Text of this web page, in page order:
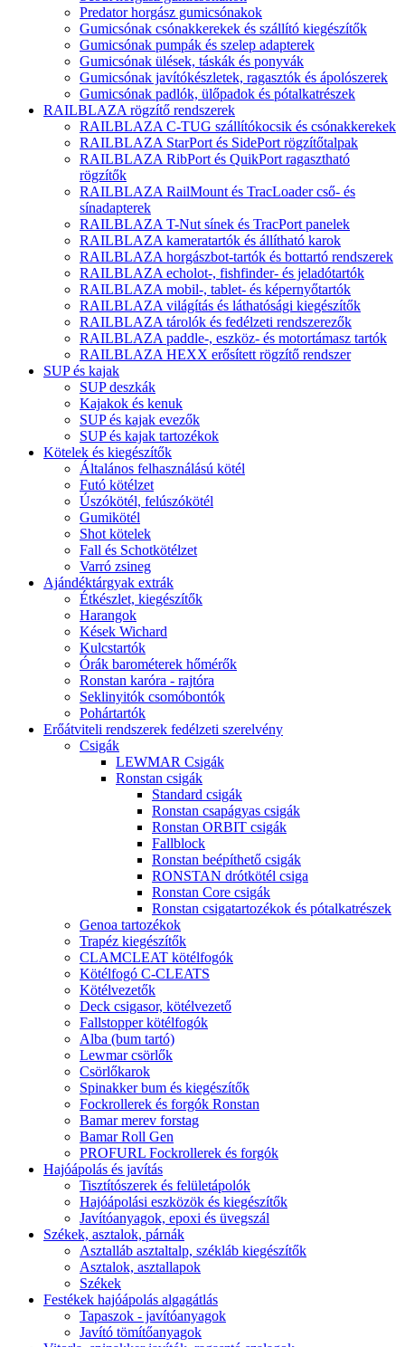
Predator horgász gumicsónakok
Gumicsónak csónakkerekek és szállító kiegészítők
Gumicsónak pumpák és szelep adapterek
Gumicsónak ülések, táskák és ponyvák
Gumicsónak javítókészletek, ragasztók és ápolószerek
Gumicsónak padlók, ülőpadok és pótalkatrészek
RAILBLAZA rögzítő rendszerek
RAILBLAZA C-TUG szállítókocsik és csónakkerekek
RAILBLAZA StarPort és SidePort rögzítőtalpak
RAILBLAZA RibPort és QuikPort ragasztható
rögzítők
RAILBLAZA RailMount és TracLoader cső- és
sínadapterek
RAILBLAZA T-Nut sínek és TracPort panelek
RAILBLAZA kameratartók és állítható karok
RAILBLAZA horgászbot-tartók és bottartó rendszerek
RAILBLAZA echolot-, fishfinder- és jeladótartók
RAILBLAZA mobil-, tablet- és képernyőtartók
RAILBLAZA világítás és láthatósági kiegészítők
RAILBLAZA tárolók és fedélzeti rendszerezők
RAILBLAZA paddle-, eszköz- és motortámasz tartók
RAILBLAZA HEXX erősített rögzítő rendszer
SUP és kajak
SUP deszkák
Kajakok és kenuk
SUP és kajak evezők
SUP és kajak tartozékok
Kötelek és kiegészítők
Általános felhasználású kötél
Futó kötélzet
Úszókötél, felúszókötél
Gumikötél
Shot kötelek
Fall és Schotkötélzet
Varró zsineg
Ajándéktárgyak extrák
Étkészlet, kiegészítők
Harangok
Kések Wichard
Kulcstartók
Órák barométerek hőmérők
Ronstan karóra - rajtóra
Seklinyitók csomóbontók
Pohártartók
Erőátviteli rendszerek fedélzeti szerelvény
Csigák
LEWMAR Csigák
Ronstan csigák
Standard csigák
Ronstan csapágyas csigák
Ronstan ORBIT csigák
Fallblock
Ronstan beépíthető csigák
RONSTAN drótkötél csiga
Ronstan Core csigák
Ronstan csigatartozékok és pótalkatrészek
Genoa tartozékok
Trapéz kiegészítők
CLAMCLEAT kötélfogók
Kötélfogó C-CLEATS
Kötélvezetők
Deck csigasor, kötélvezető
Fallstopper kötélfogók
Alba (bum tartó)
Lewmar csörlők
Csörlőkarok
Spinakker bum és kiegészítők
Fockrollerek és forgók Ronstan
Bamar merev forstag
Bamar Roll Gen
PROFURL Fockrollerek és forgók
Hajóápolás és javítás
Tisztítószerek és felületápolók
Hajóápolási eszközök és kiegészítők
Javítóanyagok, epoxi és üvegszál
Székek, asztalok, párnák
Asztalláb asztaltalp, székláb kiegészítők
Asztalok, asztallapok
Székek
Festékek hajóápolás algagátlás
Tapaszok - javítóanyagok
Javító tömítőanyagok